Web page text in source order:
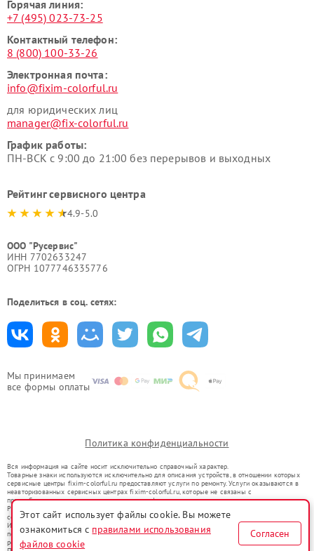
Мы принимаем
все формы оплаты
Горячая линия:
+7 (495) 023-73-25
Контактный телефон:
8 (800) 100-33-26
Электронная почта:
info@fixim-colorful.ru
для юридических лиц
manager@fix-colorful.ru
График работы:
ПН-ВСК с 9:00 до 21:00 без перерывов и выходных
Рейтинг сервисного центра
4.9-5.0
ООО "Русервис"
ИНН 7702633247
ОГРН 1077746335776
Поделиться в соц. сетях:
Политика конфиденциальности
Вся информация на сайте носит исключительно справочный характер.
Товарные знаки используются исключительно для описания устройств, в отношении которых
сервисные центры fixim-colorful.ru предоставляют услуги по ремонту. Услуги оказываются в
неавторизованных сервисных центрах fixim-colorful.ru, которые не связаны с
правообладателями товарных знаков или их официальными представителями.
Ремонт осуществляется для устройств, уже введенных в гражданский оборот в соответствии
со статьей 1487 ГК РФ.
Использование товарных знаков не преследует цели индивидуализации услуг или введения
потребителей в заблуждение, а служит для информирования о предоставляемых услугах по
ремонту техники указанных брендов.
Этот сайт использует файлы cookie. Вы можете
ознакомиться с правилами использования
файлов cookie
Согласен